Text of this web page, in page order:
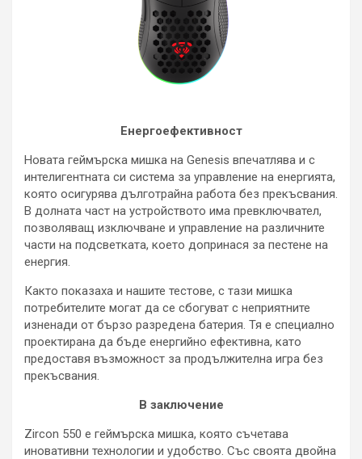
Енергоефективност
Новата геймърска мишка на Genesis впечатлява и с
интелигентната си система за управление на енергията,
която осигурява дълготрайна работа без прекъсвания.
В долната част на устройството има превключвател,
позволяващ изключване и управление на различните
части на подсветката, което допринася за пестене на
енергия.
Както показаха и нашите тестове, с тази мишка
потребителите могат да се сбогуват с неприятните
изненади от бързо разредена батерия. Тя е специално
проектирана да бъде енергийно ефективна, като
предоставя възможност за продължителна игра без
прекъсвания.
В заключение
Zircon 550 е геймърска мишка, която съчетава
иновативни технологии и удобство. Със своята двойна